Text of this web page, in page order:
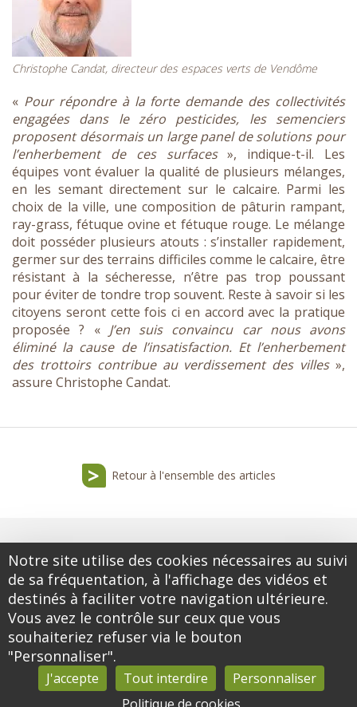
Christophe Candat, directeur des espaces verts de Vendôme
« Pour répondre à la forte demande des collectivités
engagées dans le zéro pesticides, les semenciers
proposent désormais un large panel de solutions pour
l’enherbement de ces surfaces», indique-t-il. Les
équipes vont évaluer la qualité de plusieurs mélanges,
en les semant directement sur le calcaire. Parmi les
choix de la ville, une composition de pâturin rampant,
ray-grass, fétuque ovine et fétuque rouge. Le mélange
doit posséder plusieurs atouts : s’installer rapidement,
germer sur des terrains difficiles comme le calcaire, être
résistant à la sécheresse, n’être pas trop poussant
pour éviter de tondre trop souvent. Reste à savoir si les
citoyens seront cette fois ci en accord avec la pratique
proposée ? « J’en suis convaincu car nous avons
éliminé la cause de l’insatisfaction. Et l’enherbement
des trottoirs contribue au verdissement des villes»,
assure Christophe Candat.
Retour à l'ensemble des articles
Contact Mentions légales CGV
Données
Notre site utilise des cookies nécessaires au suivi
de sa fréquentation, à l'affichage des vidéos et
destinés à faciliter votre navigation ultérieure.
Vous avez le contrôle sur ceux que vous
souhaiteriez refuser via le bouton
"Personnaliser".
J'accepte Tout interdire
Personnaliser